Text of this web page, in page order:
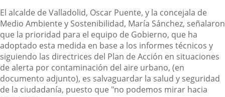
El alcalde de Valladolid, Oscar Puente, y la concejala de
Medio Ambiente y Sostenibilidad, María Sánchez, señalaron
que la prioridad para el equipo de Gobierno, que ha
adoptado esta medida en base a los informes técnicos y
siguiendo las directrices del Plan de Acción en situaciones
de alerta por contaminación del aire urbano, (en
documento adjunto), es salvaguardar la salud y seguridad
de la ciudadanía, puesto que "no podemos mirar hacia